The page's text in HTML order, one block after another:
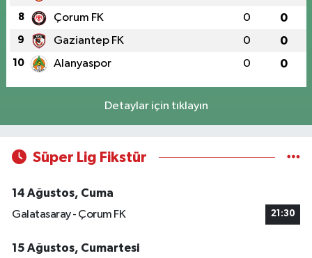
8 Çorum FK 0 0
9 Gaziantep FK 0 0
10 Alanyaspor 0 0
Detaylar için tıklayın
Süper Lig Fikstür
14 Ağustos, Cuma
Galatasaray - Çorum FK
21:30
15 Ağustos, Cumartesi